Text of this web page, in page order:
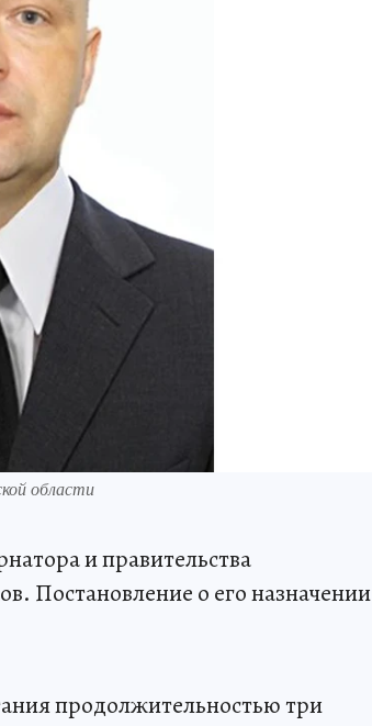
области
и правительства
Постановление о его назначении
продолжительностью три